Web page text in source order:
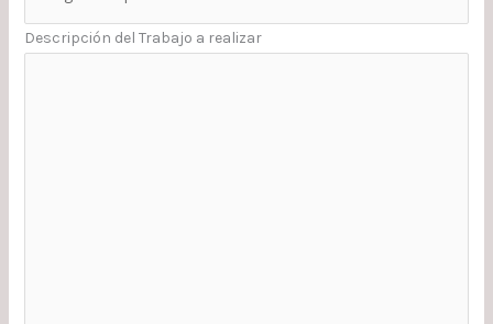
Descripción del Trabajo a realizar